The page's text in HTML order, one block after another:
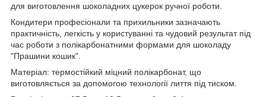
для виготовлення шоколадних цукерок ручної роботи.
Кондитери професіонали та прихильники зазначають
практичність, легкість у користуванні та чудовий результат під
час роботи з полікарбонатними формами для шоколаду
"Прашини кошик".
Матеріал: термостійкий міцний полікарбонат, що
виготовляється за допомогою технології лиття під тиском.